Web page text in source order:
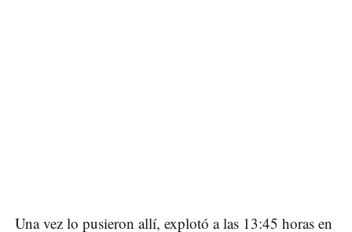
Una vez lo pusieron allí, explotó a las 13:45 horas en